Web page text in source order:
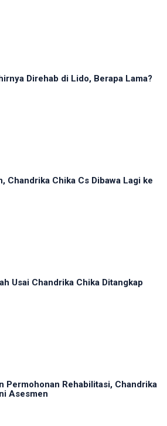
Direhab di Lido, Berapa Lama?
Chandrika Chika Cs Dibawa Lagi ke
Usai Chandrika Chika Ditangkap
Permohonan Rehabilitasi, Chandrika
Asesmen